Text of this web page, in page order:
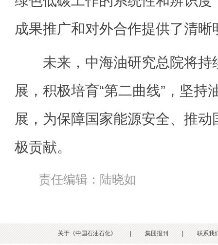
成果推广和对外合作提供了清晰
未来，中海油研究总院将持
展，积极培育“第二曲线”，坚持
展，为保障国家能源安全、推
极贡献。
责任编辑：陆晓如
关于《中国石油石化》 | 集团报刊 | 联系我